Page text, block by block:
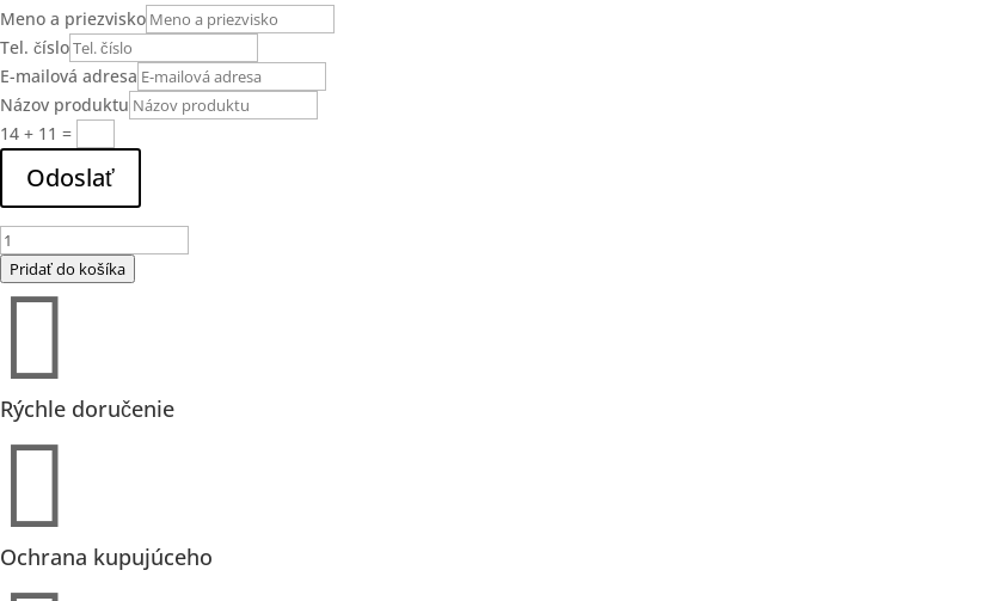
Meno a priezvisko
Tel. číslo
E-mailová adresa
Názov produktu
14 + 11 =
Odoslať
množstvo
TPX
140
hliníková
Pridať do košíka

Rýchle doručenie

Ochrana kupujúceho